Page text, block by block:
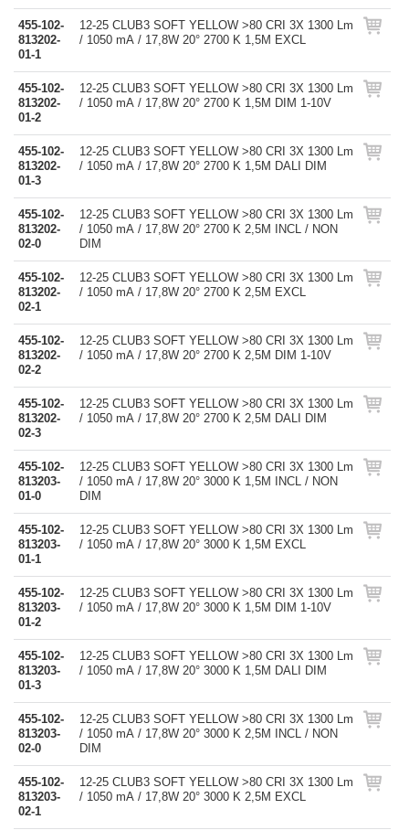
455-102-
813202-
01-1
12-25 CLUB3 SOFT YELLOW >80 CRI 3X 1300 Lm
/ 1050 mA / 17,8W 20° 2700 K 1,5M EXCL
455-102-
813202-
01-2
12-25 CLUB3 SOFT YELLOW >80 CRI 3X 1300 Lm
/ 1050 mA / 17,8W 20° 2700 K 1,5M DIM 1-10V
455-102-
813202-
01-3
12-25 CLUB3 SOFT YELLOW >80 CRI 3X 1300 Lm
/ 1050 mA / 17,8W 20° 2700 K 1,5M DALI DIM
455-102-
813202-
02-0
12-25 CLUB3 SOFT YELLOW >80 CRI 3X 1300 Lm
/ 1050 mA / 17,8W 20° 2700 K 2,5M INCL / NON
DIM
455-102-
813202-
02-1
12-25 CLUB3 SOFT YELLOW >80 CRI 3X 1300 Lm
/ 1050 mA / 17,8W 20° 2700 K 2,5M EXCL
455-102-
813202-
02-2
12-25 CLUB3 SOFT YELLOW >80 CRI 3X 1300 Lm
/ 1050 mA / 17,8W 20° 2700 K 2,5M DIM 1-10V
455-102-
813202-
02-3
12-25 CLUB3 SOFT YELLOW >80 CRI 3X 1300 Lm
/ 1050 mA / 17,8W 20° 2700 K 2,5M DALI DIM
455-102-
813203-
01-0
12-25 CLUB3 SOFT YELLOW >80 CRI 3X 1300 Lm
/ 1050 mA / 17,8W 20° 3000 K 1,5M INCL / NON
DIM
455-102-
813203-
01-1
12-25 CLUB3 SOFT YELLOW >80 CRI 3X 1300 Lm
/ 1050 mA / 17,8W 20° 3000 K 1,5M EXCL
455-102-
813203-
01-2
12-25 CLUB3 SOFT YELLOW >80 CRI 3X 1300 Lm
/ 1050 mA / 17,8W 20° 3000 K 1,5M DIM 1-10V
455-102-
813203-
01-3
12-25 CLUB3 SOFT YELLOW >80 CRI 3X 1300 Lm
/ 1050 mA / 17,8W 20° 3000 K 1,5M DALI DIM
455-102-
813203-
02-0
12-25 CLUB3 SOFT YELLOW >80 CRI 3X 1300 Lm
/ 1050 mA / 17,8W 20° 3000 K 2,5M INCL / NON
DIM
455-102-
813203-
02-1
12-25 CLUB3 SOFT YELLOW >80 CRI 3X 1300 Lm
/ 1050 mA / 17,8W 20° 3000 K 2,5M EXCL